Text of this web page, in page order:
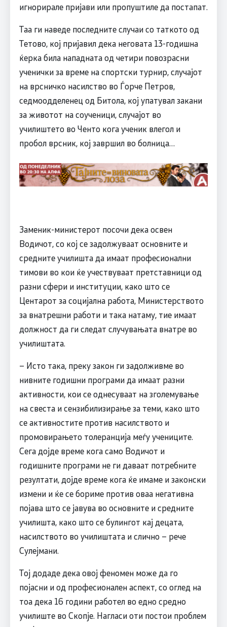
игнорирале пријави или пропуштиле да постапат.
Таа ги наведе последните случаи со таткото од
Тетово, кој пријавил дека неговата 13-годишна
ќерка била нападната од четири повозрасни
ученички за време на спортски турнир, случајот
на врсничко насилство во Ѓорче Петров,
седмоодделенец од Битола, кој упатувал закани
за животот на соученици, случајот во
училиштето во Ченто кога ученик влегол и
пробол врсник, кој завршил во болница…
Заменик-министерот посочи дека освен
Водичот, со кој се задолжуваат основните и
средните училишта да имаат професионални
тимови во кои ќе учествуваат претставници од
разни сфери и институции, како што се
Центарот за социјална работа, Министерството
за внатрешни работи и така натаму, тие имаат
должност да ги следат случувањата внатре во
училиштата.
– Исто така, преку закон ги задолживме во
нивните годишни програми да имаат разни
активности, кои се однесуваат на зголемување
на свеста и сензибилизирање за теми, како што
се активностите против насилството и
промовирањето толеранција меѓу учениците.
Сега дојде време кога само Водичот и
годишните програми не ги даваат потребните
резултати, дојде време кога ќе имаме и законски
измени и ќе се бориме против оваа негативна
појава што се јавува во основните и средните
училишта, како што се булингот кај децата,
насилството во училиштата и слично – рече
Сулејмани.
Тој додаде дека овој феномен може да го
појасни и од професионален аспект, со оглед на
тоа дека 16 години работел во едно средно
училиште во Скопје. Нагласи оти постои проблем